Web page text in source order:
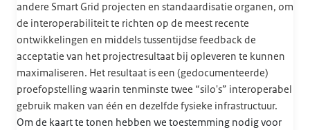
andere Smart Grid projecten en standaardisatie organen, om
de interoperabiliteit te richten op de meest recente
ontwikkelingen en middels tussentijdse feedback de
acceptatie van het projectresultaat bij opleveren te kunnen
maximaliseren. Het resultaat is een (gedocumenteerde)
proefopstelling waarin tenminste twee “silo's” interoperabel
gebruik maken van één en dezelfde fysieke infrastructuur.
Om de kaart te tonen hebben we toestemming nodig voor